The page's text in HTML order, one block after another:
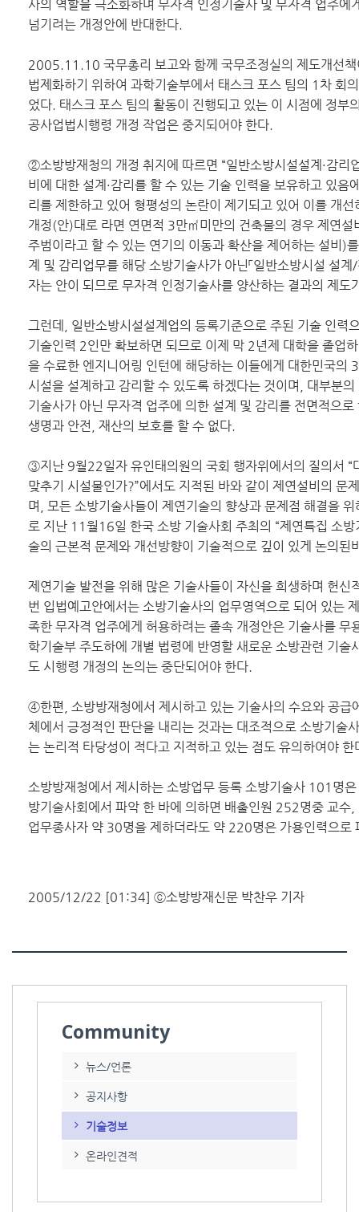
사의 역할을 극소화하며 무자격 인정기술사 및 무자격 업주에
넘기려는 개정안에 반대한다.
2005.11.10 국무총리 보고와 함께 국무조정실의 제도개선책
법제화하기 위하여 과학기술부에서 태스크 포스 팀의 1차
었다. 태스크 포스 팀의 활동이 진행되고 있는 이 시점에 정부
공사업법시행령 개정 작업은 중지되어야 한다.
②소방방재청의 개정 취지에 따르면 “일반소방시설설계·감리
비에 대한 설계·감리를 할 수 있는 기술 인력을 보유하고 있음
리를 제한하고 있어 형평성의 논란이 제기되고 있어 이를 개
개정(안)대로 라면 연면적 3만㎡미만의 건축물의 경우 제연
주범이라고 할 수 있는 연기의 이동과 확산을 제어하는 설비)
계 및 감리업무를 해당 소방기술사가 아닌「일반소방시설 설계
자는 안이 되므로 무자격 인정기술사를 양산하는 결과의 제도
그런데, 일반소방시설설계업의 등록기준으로 주된 기술 인력
기술인력 2인만 확보하면 되므로 이제 막 2년제 대학을 졸업
을 수료한 엔지니어링 인턴에 해당하는 이들에게 대한민국의
시설을 설계하고 감리할 수 있도록 하겠다는 것이며, 대부분
기술사가 아닌 무자격 업주에 의한 설계 및 감리를 전면적으
생명과 안전, 재산의 보호를 할 수 없다.
③지난 9월22일자 유인태의원의 국회 행자위에서의 질의서 “
맞추기 시설물인가?”에서도 지적된 바와 같이 제연설비의 문
며, 모든 소방기술사들이 제연기술의 향상과 문제점 해결을
로 지난 11월16일 한국 소방 기술사회 주최의 “제연특집 소방
술의 근본적 문제와 개선방향이 기술적으로 깊이 있게 논의된
제연기술 발전을 위해 많은 기술사들이 자신을 희생하며 헌신
번 입법예고안에서는 소방기술사의 업무영역으로 되어 있는
족한 무자격 업주에게 허용하려는 졸속 개정안은 기술사를 무
학기술부 주도하에 개별 법령에 반영할 새로운 소방관련 기술
도 시행령 개정의 논의는 중단되어야 한다.
④한편, 소방방재청에서 제시하고 있는 기술사의 수요와 공급
체에서 긍정적인 판단을 내리는 것과는 대조적으로 소방기술
는 논리적 타당성이 적다고 지적하고 있는 점도 유의하여야 한
소방방재청에서 제시하는 소방업무 등록 소방기술사 101명
방기술사회에서 파악 한 바에 의하면 배출인원 252명중 교수
업무종사자 약 30명을 제하더라도 약 220명은 가용인력으로
2005/12/22 [01:34] ⓒ소방방재신문 박찬우 기자
Community
뉴스/언론
공지사항
기술정보
온라인견적